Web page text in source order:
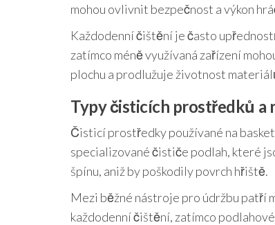
mohou ovlivnit bezpečnost a výkon
Každodenní čištění je často
zatímco méně využívaná zařízení
plochu a prodlužuje životnost
Typy čisticích prostředků a
Čisticí prostředky používané na
specializované čističe podlah, které
špínu, aniž by poškodily povrch hřiště.
Mezi běžné nástroje pro údržbu patří
každodenní čištění, zatímco